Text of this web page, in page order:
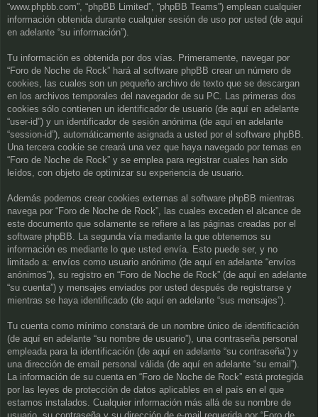
os
“www.phpbb.com”, “phpBB Limited”, “phpBB Teams”) emplean cualquier
información obtenida durante cualquier sesión de uso por usted (de aquí
en adelante “su información”).
Tu información es obtenida por dos vías. Primeramente, navegar por
“Foro de Noche de Rock” hará al software phpBB crear un número de
cookies, las cuales son un pequeño archivo de texto que se descargan
en los archivos temporales del navegador de su PC. Las primeras dos
cookies sólo contienen un identificador de usuario (de aquí en adelante
“user-id”) y un identificador de sesión anónima (de aquí en adelante
“session-id”), automáticamente asignada a usted por el software phpBB.
Una tercera cookie se creará una vez que haya navegado por temas en
“Foro de Noche de Rock” y se emplea para registrar cuales han sido
leídos, con objeto de optimizar su experiencia de usuario.
Además podemos crear cookies externas al software phpBB mientras
navega por “Foro de Noche de Rock”, las cuales exceden el alcance de
este documento que solamente se refiere a las páginas creadas por el
software phpBB. La segunda vía mediante la que obtenemos su
información es mediante lo que usted envía. Esto puede ser, y no
limitado a: envíos como usuario anónimo (de aquí en adelante “envíos
anónimos”), su registro en “Foro de Noche de Rock” (de aquí en adelante
“su cuenta”) y mensajes enviados por usted después de registrarse y
mientras se haya identificado (de aquí en adelante “sus mensajes”).
Tu cuenta como mínimo constará de un nombre único de identificación
(de aquí en adelante “su nombre de usuario”), una contraseña personal
empleada para la identificación (de aquí en adelante “su contraseña”) y
una dirección de email personal válida (de aquí en adelante “su email”).
La información de su cuenta en “Foro de Noche de Rock” está protegida
por las leyes de protección de datos aplicables en el país en el que
estamos instalados. Cualquier información más allá de su nombre de
usuario, su contraseña y su dirección de e-mail requerida por “Foro de